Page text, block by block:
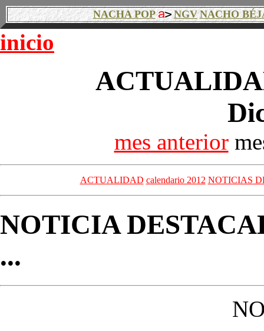
NACHA POP NGV NACHO
inicio
mes anterior
ACTUALIDAD calendario 2012 NOTICIAS
NOTICIA
...